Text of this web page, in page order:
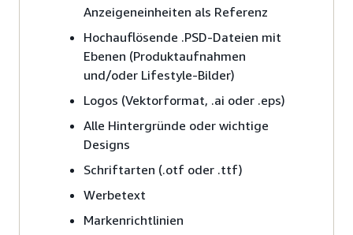
Anzeigeneinheiten als Referenz
Hochauflösende .PSD-Dateien mit
Ebenen (Produktaufnahmen
und/oder Lifestyle-Bilder)
Logos (Vektorformat, .ai oder .eps)
Alle Hintergründe oder wichtige
Designs
Schriftarten (.otf oder .ttf)
Werbetext
Markenrichtlinien